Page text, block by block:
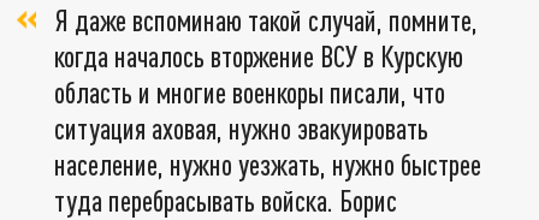
Я даже вспоминаю такой случай, помните,
когда началось вторжение ВСУ в Курскую
область и многие военкоры писали, что
ситуация аховая, нужно эвакуировать
население, нужно уезжать, нужно быстрее
туда перебрасывать войска. Борис